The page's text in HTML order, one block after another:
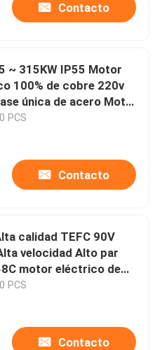
Contacto
~ 315KW IP55 Motor
100% de cobre 220v
única de acero Motor
de la cáscara del
PCS
Contacto
calidad TEFC 90V
velocidad Alto par
motor eléctrico de
continua sin escobillas
PCS
Contacto